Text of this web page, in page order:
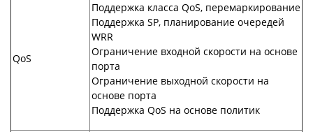
QoS
Поддержка класса QoS, перемаркирование
Поддержка SP, планирование очередей
WRR
Ограничение входной скорости на основе
порта
Ограничение выходной скорости на
основе порта
Поддержка QoS на основе политик